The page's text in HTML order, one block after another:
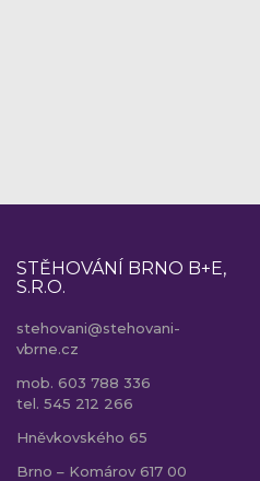
STĚHOVÁNÍ BRNO B+E,
S.R.O.
stehovani@stehovani-
vbrne.cz
mob. 603 788 336
tel. 545 212 266
Hněvkovského 65
Brno – Komárov 617 00